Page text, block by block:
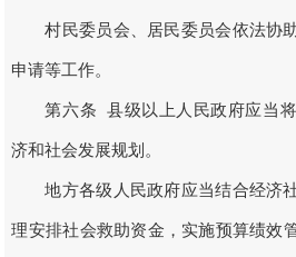
村民委员会、居民委员会依法协
申请等工作。
第六条 县级以上人民政府应当
济和社会发展规划。
地方各级人民政府应当结合经济
理安排社会救助资金，实施预算绩效